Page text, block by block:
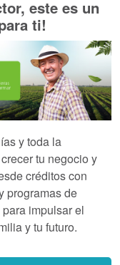
este es un
ti!
y toda la
tu negocio y
créditos con
programas de
impulsar el
y tu futuro.